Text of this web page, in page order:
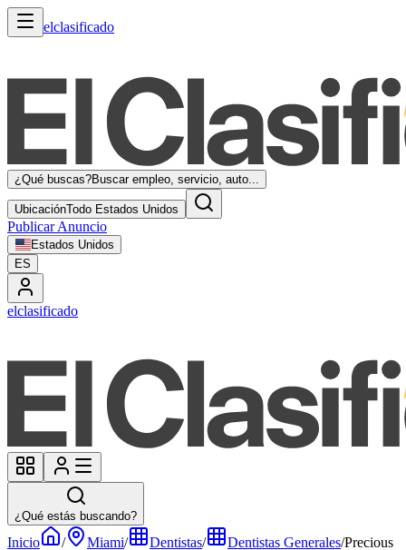
elclasificado
¿Qué buscas?Buscar empleo, servicio, auto...
UbicaciónTodo Estados Unidos
Publicar Anuncio
Estados Unidos
ES
elclasificado
¿Qué estás buscando?
Inicio / Miami/ Dentistas/ Dentistas Generales/Precious